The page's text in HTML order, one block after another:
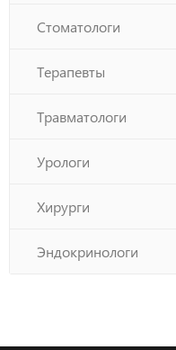
Стоматологи
Терапевты
Травматологи
Урологи
Хирурги
Эндокринологи